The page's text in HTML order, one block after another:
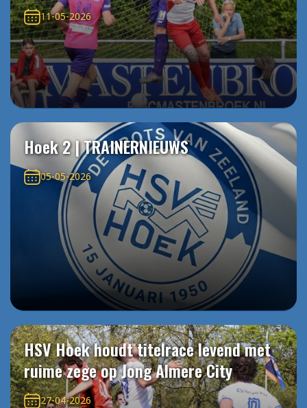
11-05-2026
Hoek 2 | TRAINERNIEUWS
05-05-2026
HSV Hoek houdt titelrace levend met
ruime zege op Jong Almere City
27-04-2026